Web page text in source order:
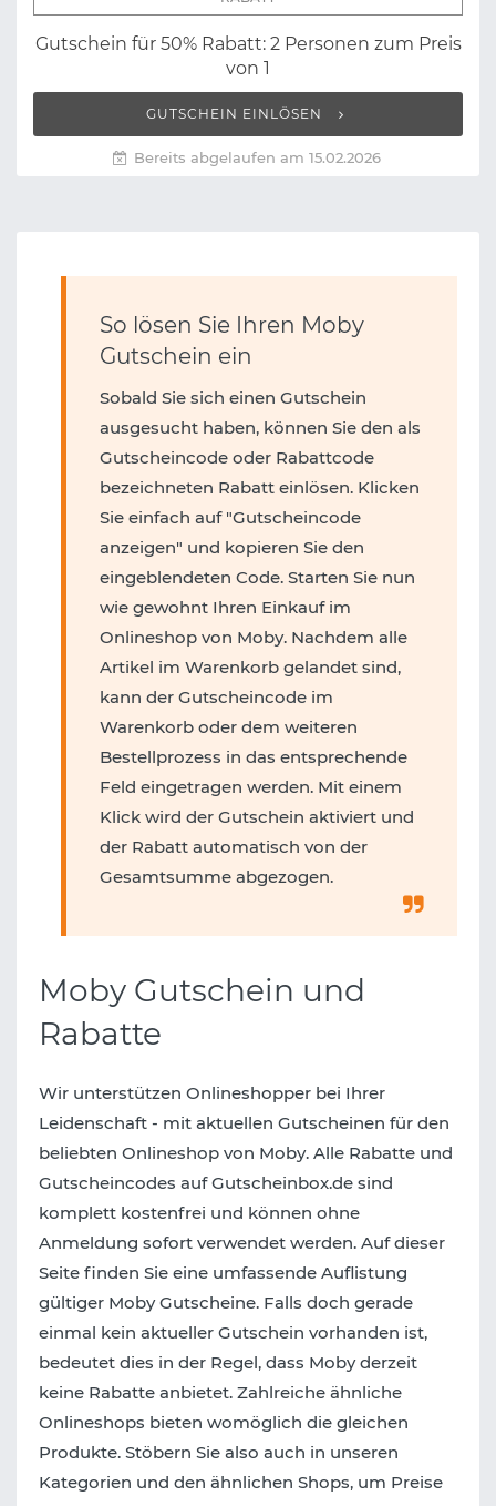
Gutschein für 50% Rabatt: 2 Personen zum Preis
von 1
GUTSCHEIN EINLÖSEN
Bereits abgelaufen am 15.02.2026
So lösen Sie Ihren Moby
Gutschein ein
Sobald Sie sich einen Gutschein
ausgesucht haben, können Sie den als
Gutscheincode oder Rabattcode
bezeichneten Rabatt einlösen. Klicken
Sie einfach auf "Gutscheincode
anzeigen" und kopieren Sie den
eingeblendeten Code. Starten Sie nun
wie gewohnt Ihren Einkauf im
Onlineshop von Moby. Nachdem alle
Artikel im Warenkorb gelandet sind,
kann der Gutscheincode im
Warenkorb oder dem weiteren
Bestellprozess in das entsprechende
Feld eingetragen werden. Mit einem
Klick wird der Gutschein aktiviert und
der Rabatt automatisch von der
Gesamtsumme abgezogen.
Moby Gutschein und
Rabatte
Wir unterstützen Onlineshopper bei Ihrer
Leidenschaft - mit aktuellen Gutscheinen für den
beliebten Onlineshop von Moby. Alle Rabatte und
Gutscheincodes auf Gutscheinbox.de sind
komplett kostenfrei und können ohne
Anmeldung sofort verwendet werden. Auf dieser
Seite finden Sie eine umfassende Auflistung
gültiger Moby Gutscheine. Falls doch gerade
einmal kein aktueller Gutschein vorhanden ist,
bedeutet dies in der Regel, dass Moby derzeit
keine Rabatte anbietet. Zahlreiche ähnliche
Onlineshops bieten womöglich die gleichen
Produkte. Stöbern Sie also auch in unseren
Kategorien und den ähnlichen Shops, um Preise